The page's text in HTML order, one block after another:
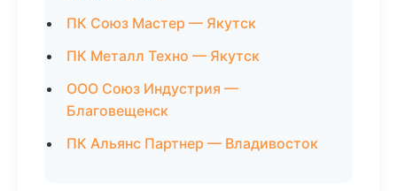
ПК Союз Мастер — Якутск
ПК Металл Техно — Якутск
ООО Союз Индустрия —
Благовещенск
ПК Альянс Партнер — Владивосток